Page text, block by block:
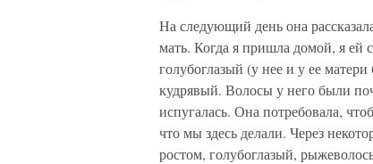
На следующий день она
мать. Когда я пришла домой, я ей
голубоглазый (у нее и у ее
кудрявый. Волосы у него были
испугалась. Она потребовала,
что мы здесь делали. Через
ростом, голубоглазый,